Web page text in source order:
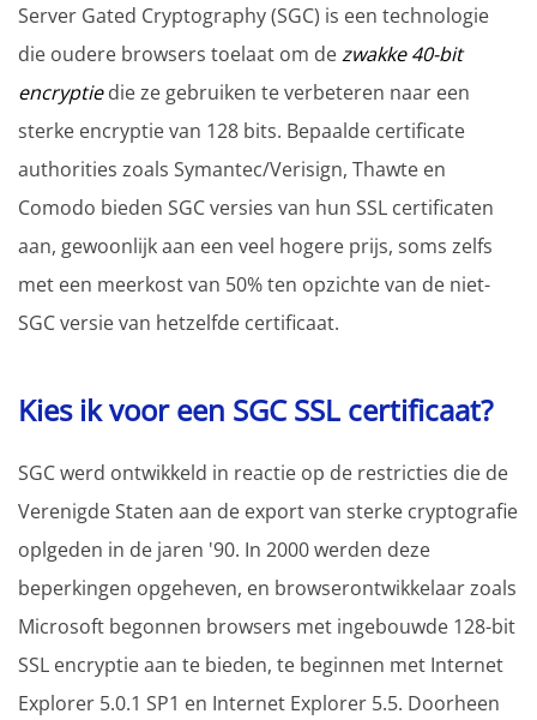
Server Gated Cryptography (SGC) is een technologie
die oudere browsers toelaat om dezwakke 40-bit
encryptiedie ze gebruiken te verbeteren naar een
sterke encryptie van 128 bits. Bepaalde certificate
authorities zoals Symantec/Verisign, Thawte en
Comodo bieden SGC versies van hun SSL certificaten
aan, gewoonlijk aan een veel hogere prijs, soms zelfs
met een meerkost van 50% ten opzichte van de niet-
SGC versie van hetzelfde certificaat.
Kies ik voor een SGC SSL certificaat?
SGC werd ontwikkeld in reactie op de restricties die de
Verenigde Staten aan de export van sterke cryptografie
oplgeden in de jaren '90. In 2000 werden deze
beperkingen opgeheven, en browserontwikkelaar zoals
Microsoft begonnen browsers met ingebouwde 128-bit
SSL encryptie aan te bieden, te beginnen met Internet
Explorer 5.0.1 SP1 en Internet Explorer 5.5. Doorheen